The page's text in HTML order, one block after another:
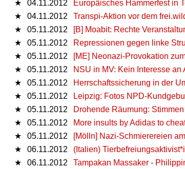
★
04.11.2012
Europäisches Hammerfest in
★
04.11.2012
Transpi-Aktion vor dem
★
05.11.2012
[B] Moabit: Rechte
★
05.11.2012
Repressionen gegen linke
★
05.11.2012
[ME] Neonazi-Provokation
★
05.11.2012
NSU in MV: Kein Interesse an
★
05.11.2012
Herrschaftssicherung in der
★
05.11.2012
Leipzig: Fotos NPD-
★
05.11.2012
Drohende Räumung:
★
05.11.2012
More insults by Adidas to
★
05.11.2012
[Mölln] Nazi-Schmierereien
★
06.11.2012
(Italien)
★
06.11.2012
Tampakan Massaker -